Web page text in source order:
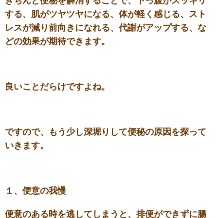
する、肌がツヤツヤになる、体が軽く感じる、スト
レスが減り前向きになれる、代謝がアップする、な
どの効果が期待できます。
良いことだらけですよね。
ですので、もう少し深堀りして便秘の原因を探って
いきます。
１、便意の我慢
便意のある時を逃してしまうと、排便ができずに腸